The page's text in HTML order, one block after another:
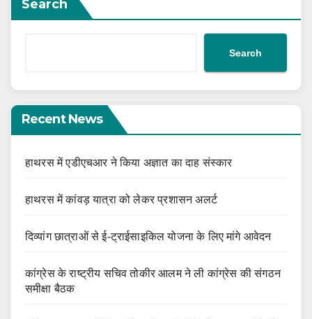
Search
Search
Recent News
हाथरस में एडीएचआर ने किया अज्ञात का दाह संस्कार
हाथरस में कांवड़ यात्रा को लेकर प्रशासन अलर्ट
दिव्यांग छात्राओं से ई-ट्राईसाइकिल योजना के लिए मांगे आवेदन
कांग्रेस के राष्ट्रीय सचिव तोकीर आलम ने ली कांग्रेस की संगठन
समीक्षा बैठक